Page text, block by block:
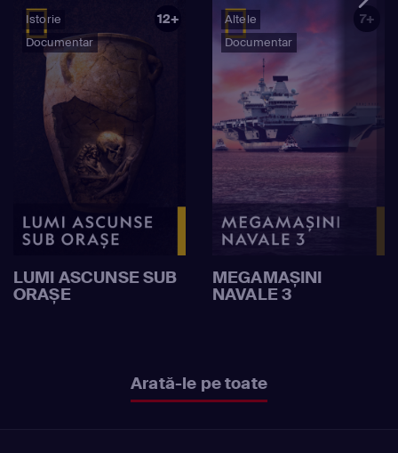
Istorie
Documentar
12+
LUMI ASCUNSE SUB
ORAȘE
Altele
Documentar
7+
MEGAMAȘINI
NAVALE 3
Arată-le pe toate